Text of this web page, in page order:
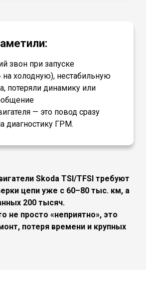
звон при запуске
на холодную), нестабильную
потеряли динамику или
— это повод сразу
диагностику ГРМ.
Skoda TSI/TFSI требуют
цепи уже с 60–80 тыс. км, а
200 тысяч.
не просто «неприятно», это
потеря времени и крупных